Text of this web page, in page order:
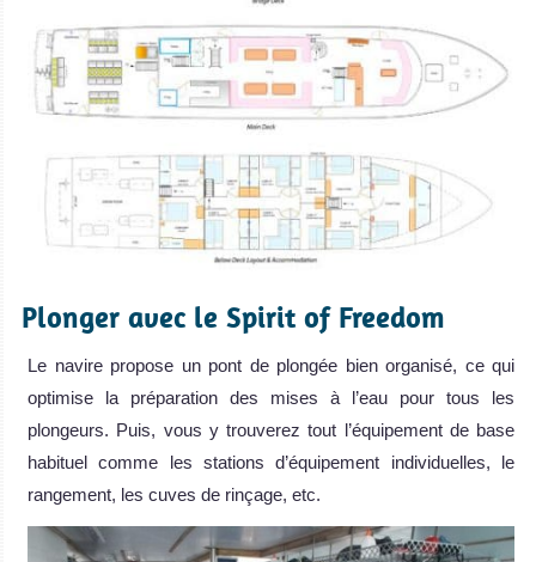
Plonger avec le Spirit of Freedom
Le navire propose un pont de plongée bien organisé, ce qui
optimise la préparation des mises à l’eau pour tous les
plongeurs. Puis, vous y trouverez tout l’équipement de base
habituel comme les stations d’équipement individuelles, le
rangement, les cuves de rinçage, etc.